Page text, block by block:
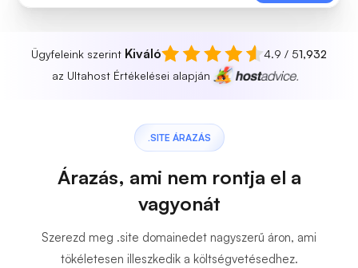
Ügyfeleink szerint Kiváló 4.9 / 51,932
az Ultahost Értékelései alapján
.SITE ÁRAZÁS
Árazás, ami nem rontja el a
vagyonát
Szerezd meg .site domainedet nagyszerű áron, ami
tökéletesen illeszkedik a költségvetésedhez.